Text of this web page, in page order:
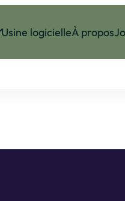
Usine logicielleÀ propos